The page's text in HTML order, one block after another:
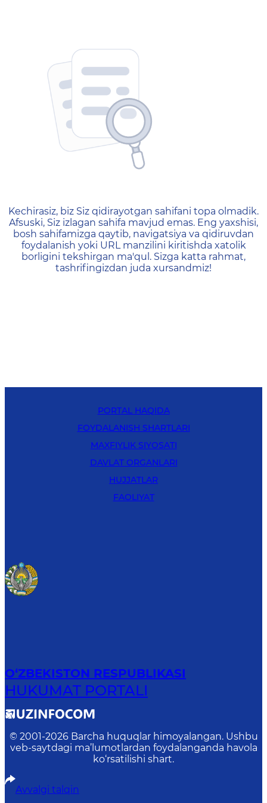
404 — Страница не
Kechirasiz, biz Siz qidirayotgan sahifani topa olmadik.
Afsuski, Siz izlagan sahifa mavjud emas. Eng yaxshisi,
bosh sahifamizga qaytib, navigatsiya va qidiruvdan
foydalanish yoki URL manzilini kiritishda xatolik
borligini tekshirgan ma'qul. Sizga katta rahmat,
tashrifingizdan juda xursandmiz!
PORTAL HAQIDA
FOYDALANISH SHARTLARI
MAXFIYLIK SIYOSATI
DAVLAT ORGANLARI
HUJJATLAR
FAOLIYAT
O‘ZBEKISTON RESPUBLIKASI
HUKUMAT PORTALI
© 2001-2026 Barcha huquqlar himoyalangan. Ushbu
veb-saytdagi ma’lumotlardan foydalanganda havola
ko‘rsatilishi shart.
Avvalgi talqin